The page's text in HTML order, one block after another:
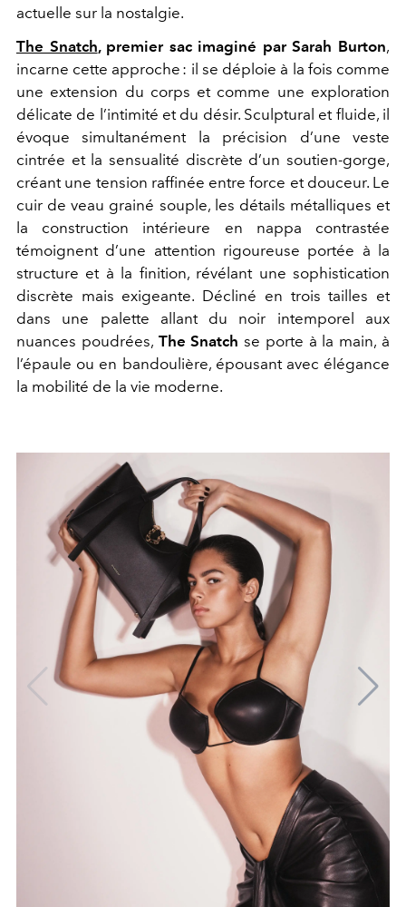
actuelle sur la nostalgie.
The Snatch, premier sac imaginé par Sarah Burton,
incarne cette approche : il se déploie à la fois comme
une extension du corps et comme une exploration
délicate de l’intimité et du désir. Sculptural et fluide, il
évoque simultanément la précision d’une veste
cintrée et la sensualité discrète d’un soutien-gorge,
créant une tension raffinée entre force et douceur. Le
cuir de veau grainé souple, les détails métalliques et
la construction intérieure en nappa contrastée
témoignent d’une attention rigoureuse portée à la
structure et à la finition, révélant une sophistication
discrète mais exigeante. Décliné en trois tailles et
dans une palette allant du noir intemporel aux
nuances poudrées, The Snatch se porte à la main, à
l’épaule ou en bandoulière, épousant avec élégance
la mobilité de la vie moderne.